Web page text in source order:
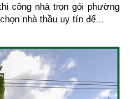
công nhà trọn gói phường
nhà thầu uy tín để...